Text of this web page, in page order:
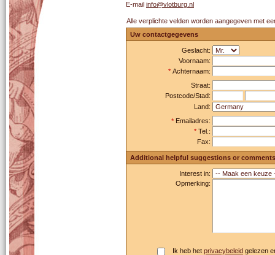
E-mail info@vlotburg.nl
Alle verplichte velden worden aangegeven met
Uw contactgegevens
Geslacht:
Voornaam:
* Achternaam:
Straat:
Postcode/Stad:
Land:
* Emailadres:
* Tel.:
Fax:
Additional helpful suggestions or comments
Interest in:
Opmerking:
Ik heb het privacybeleid gelezen